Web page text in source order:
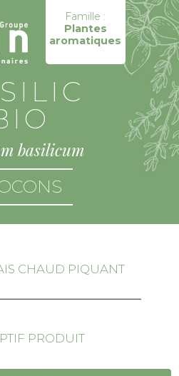
Famille :
Plantes
aromatiques
basilicum
CHAUD PIQUANT
PRODUIT